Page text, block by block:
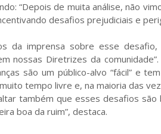
“Depois de muita análise, não
desafios prejudiciais e
da imprensa sobre esse
nossas Diretrizes da
são um público-alvo “fácil” e
tempo livre e, na maioria das
também que esses desafios são
boa da ruim”, destaca.